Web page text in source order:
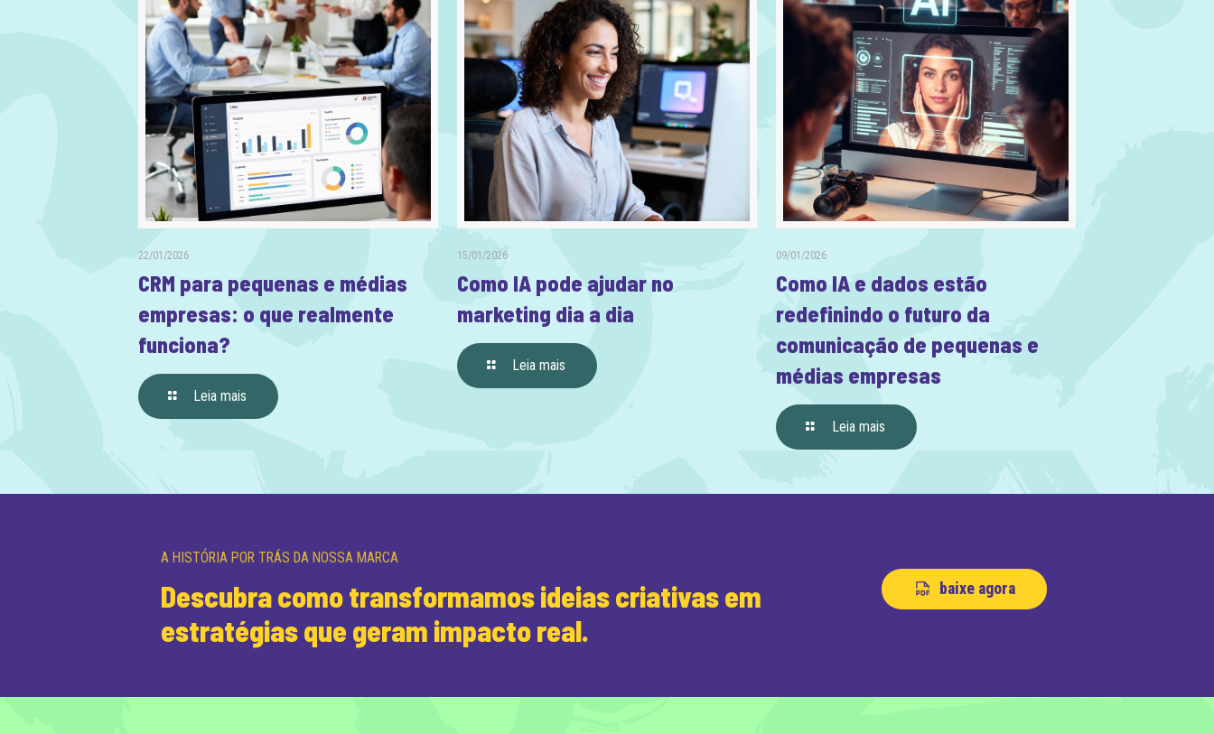
22/01/2026
CRM para pequenas e médias
empresas: o que realmente
funciona?
Leia mais
15/01/2026
Como IA pode ajudar no
marketing dia a dia
Leia mais
09/01/2026
Como IA e dados estão
redefinindo o futuro da
comunicação de pequenas e
médias empresas
Leia mais
A HISTÓRIA POR TRÁS DA NOSSA MARCA
Descubra como transformamos ideias criativas em
estratégias que geram impacto real.
baixe agora